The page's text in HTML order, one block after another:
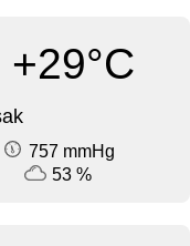
+29°C
757 mmHg
53 %